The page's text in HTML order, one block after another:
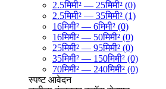
2.5मिमी² — 25मिमी² (0)
2.5मिमी² — 35मिमी² (1)
16मिमी² — 6मिमी² (0)
16मिमी² — 50मिमी² (0)
25मिमी² — 95मिमी² (0)
35मिमी² — 150मिमी² (0)
70मिमी² — 240मिमी² (0)
स्पष्ट आवेदन